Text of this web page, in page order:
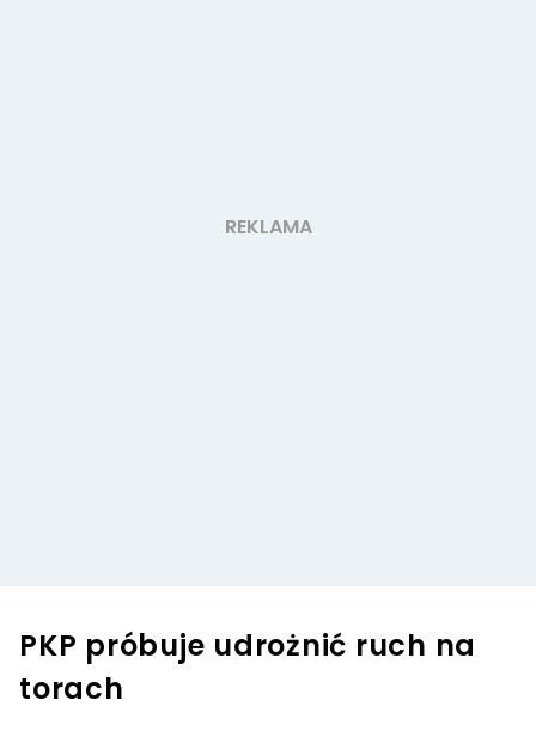
PKP próbuje udrożnić ruch na
torach